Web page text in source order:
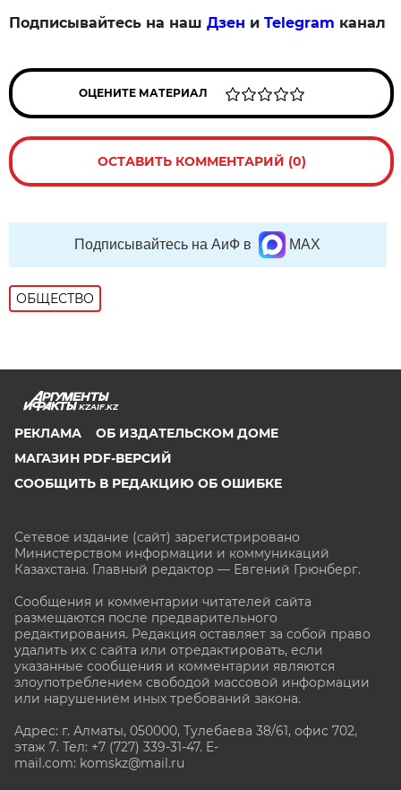
Подписывайтесь на нашДзен иTelegram канал
ОЦЕНИТЕ МАТЕРИАЛ
ОСТАВИТЬ КОММЕНТАРИЙ (0)
Подписывайтесь на АиФ в MAX
ОБЩЕСТВО
KZAIF.KZ
РЕКЛАМА
ОБ ИЗДАТЕЛЬСКОМ ДОМЕ
МАГАЗИН PDF-ВЕРСИЙ
СООБЩИТЬ В РЕДАКЦИЮ ОБ ОШИБКЕ
Сетевое издание (сайт) зарегистрировано
Министерством информации и коммуникаций
Казахстана. Главный редактор — Евгений Грюнберг.
Сообщения и комментарии читателей сайта
размещаются после предварительного
редактирования. Редакция оставляет за собой право
удалить их с сайта или отредактировать, если
указанные сообщения и комментарии являются
злоупотреблением свободой массовой информации
или нарушением иных требований закона.
Адрес: г. Алматы, 050000, Тулебаева 38/61, офис 702,
этаж 7. Тел: +7 (727) 339-31-47. E-
mail.com: komskz@mail.ru